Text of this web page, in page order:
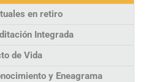
en retiro
Integrada
de Vida
y Eneagrama